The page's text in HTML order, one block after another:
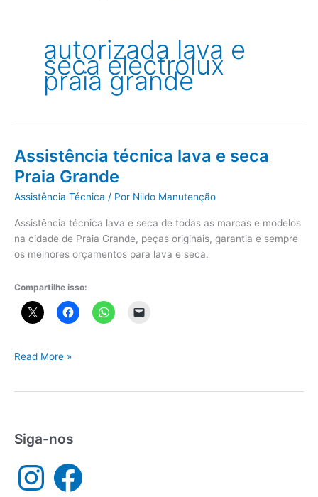
autorizada lava e
seca electrolux
praia grande
Assistência técnica lava e seca
Praia Grande
Assistência Técnica / Por Nildo Manutenção
Assistência técnica lava e seca de todas as marcas e modelos
na cidade de Praia Grande, peças originais, garantia e sempre
os melhores orçamentos para lava e seca.
Compartilhe isso:
Assistência
Praia
Grande
Read More »
Siga-nos
n
a
c